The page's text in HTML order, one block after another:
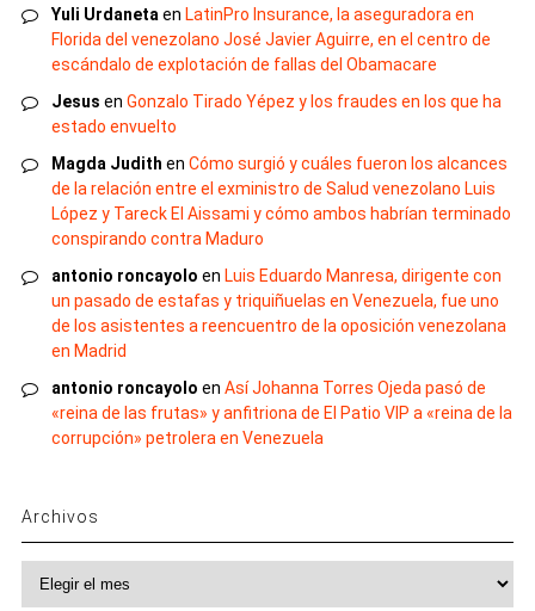
Yuli Urdanetaen LatinPro Insurance, la aseguradora en
Florida del venezolano José Javier Aguirre, en el centro de
escándalo de explotación de fallas del Obamacare
Jesus en Gonzalo Tirado Yépez y los fraudes en los que ha
estado envuelto
Magda Judith en Cómo surgió y cuáles fueron los alcances
de la relación entre el exministro de Salud venezolano Luis
López y Tareck El Aissami y cómo ambos habrían terminado
conspirando contra Maduro
antonio roncayolo en Luis Eduardo Manresa, dirigente con
un pasado de estafas y triquiñuelas en Venezuela, fue uno
de los asistentes a reencuentro de la oposición venezolana
en Madrid
antonio roncayolo en Así Johanna Torres Ojeda pasó de
«reina de las frutas» y anfitriona de El Patio VIP a «reina de la
corrupción» petrolera en Venezuela
Archivos
Archivos